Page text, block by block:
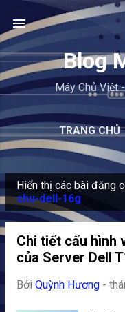
Blog
Máy Chủ Việt
TRANG CHỦ
B
à
Hiển thị các bài đăng
chu-dell-16g
Chi tiết cấu hình
của Server Dell
Bởi Quỳnh Hương -